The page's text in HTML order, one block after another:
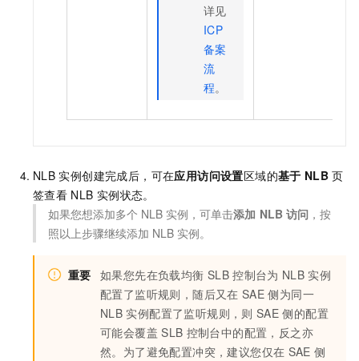
详见
ICP
备案
流
程。
NLB 实例创建完成后，可在应用访问设置区域的基于 NLB 页
签查看 NLB 实例状态。
如果您想添加多个 NLB 实例，可单击添加 NLB 访问，按
照以上步骤继续添加 NLB 实例。
重要 如果您先在负载均衡 SLB 控制台为 NLB 实例
配置了监听规则，随后又在 SAE 侧为同一
NLB 实例配置了监听规则，则 SAE 侧的配置
可能会覆盖 SLB 控制台中的配置，反之亦
然。为了避免配置冲突，建议您仅在 SAE 侧